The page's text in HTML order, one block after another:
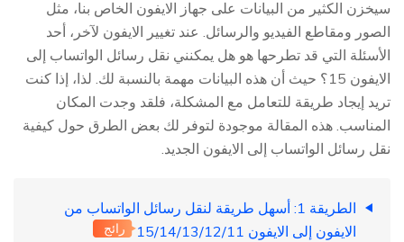
سيخزن الكثير من البيانات على جهاز الايفون الخاص بنا، مثل
الصور ومقاطع الفيديو والرسائل. عند تغيير الايفون لآخر، أحد
الأسئلة التي قد تطرحها هو هل يمكنني نقل رسائل الواتساب إلى
الايفون 15؟ حيث أن هذه البيانات مهمة بالنسبة لك. لذا، إذا كنت
تريد إيجاد طريقة للتعامل مع المشكلة، فلقد وجدت المكان
المناسب. هذه المقالة موجودة لتوفر لك بعض الطرق حول كيفية
نقل رسائل الواتساب إلى الايفون الجديد.
الطريقة 1: أسهل طريقة لنقل رسائل الواتساب من
الايفون إلى الايفون 15/14/13/12/11
رائج